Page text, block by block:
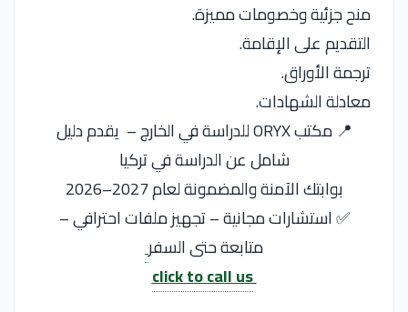
منح جزئية وخصومات مميزة.
التقديم على الإقامة.
ترجمة الأوراق.
معادلة الشهادات.
📍 مكتب ORYX للدراسة في الخارج – يقدم دليل
شامل عن الدراسة في تركيا
بوابتك الآمنة والمضمونة لعام 2027–2026
✅ استشارات مجانية – تجهيز ملفات احترافي –
متابعة حتى السفر
click to call us